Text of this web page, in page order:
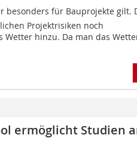
besonders für Bauprojekte gilt.
Projektrisiken noch
Wetter hinzu. Da man das
ermöglicht Studien